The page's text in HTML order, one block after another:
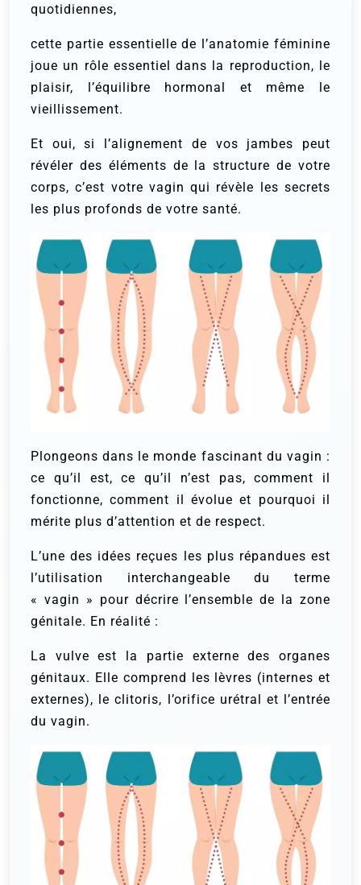
quotidiennes,
cette partie essentielle de l’anatomie féminine
joue un rôle essentiel dans la reproduction, le
plaisir, l’équilibre hormonal et même le
vieillissement.
Et oui, si l’alignement de vos jambes peut
révéler des éléments de la structure de votre
corps, c’est votre vagin qui révèle les secrets
les plus profonds de votre santé.
Plongeons dans le monde fascinant du vagin :
ce qu’il est, ce qu’il n’est pas, comment il
fonctionne, comment il évolue et pourquoi il
mérite plus d’attention et de respect.
L’une des idées reçues les plus répandues est
l’utilisation interchangeable du terme
« vagin » pour décrire l’ensemble de la zone
génitale. En réalité :
La vulve est la partie externe des organes
génitaux. Elle comprend les lèvres (internes et
externes), le clitoris, l’orifice urétral et l’entrée
du vagin.